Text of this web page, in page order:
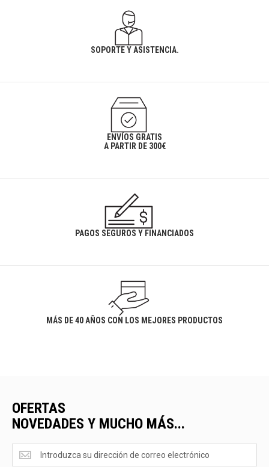
SOPORTE Y ASISTENCIA.
ENVÍOS GRATIS
A PARTIR DE 300€
PAGOS SEGUROS Y FINANCIADOS
MÁS DE 40 AÑOS CON LOS MEJORES PRODUCTOS
OFERTAS
NOVEDADES Y MUCHO MÁS...
Ofertas
<br>Novedades